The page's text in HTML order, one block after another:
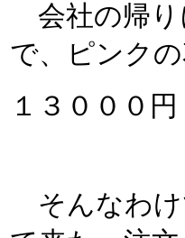
会社の帰り
で、ピンク
１３０００
そんなわけ